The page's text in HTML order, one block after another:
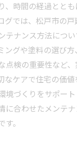
、時間の経過とと
グでは、松戸市の
テナンス方法につ
ングや塗料の選び
点検の重要性など
なケアで住宅の価
境づくりをサポー
に合わせたメンテ
。